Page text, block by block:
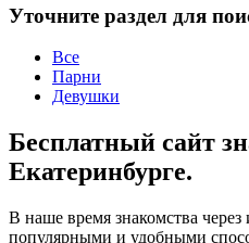
Уточните раздел для
Все
Парни
Девушки
Бесплатный сайт
Екатеринбурге.
В наше время знакомства через
популярными и удобными